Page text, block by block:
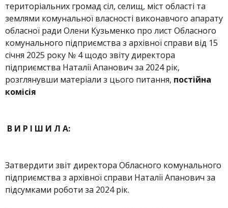
територіальних громад сіл, селищ, міст області та
землями комунальної власності виконавчого апарату
обласної ради Олени Кузьменко про лист Обласного
комунального підприємства з архівної справи від 15
січня 2025 року № 4 щодо звіту директора
підприємства Наталії Апанович за 2024 рік,
розглянувши матеріали з цього питання, постійна
комісія
В И Р І Ш И Л А:
Затвердити звіт директора Обласного комунального
підприємства з архівної справи Наталії Апанович за
підсумками роботи за 2024 рік.